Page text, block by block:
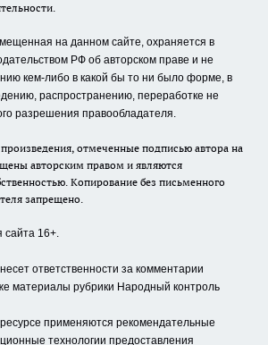
на данном сайте, охраняется в
РФ об авторском праве и не
кем-либо в какой бы то ни было форме, в
распространению, переработке не
разрешения правообладателя.
отмеченные подписью автора на
авторским правом и являются
Копирование без письменного
запрещено.
сайта 16+.
ответственности за комментарии
материалы рубрики Народный контроль
применяются рекомендательные
технологии предоставления